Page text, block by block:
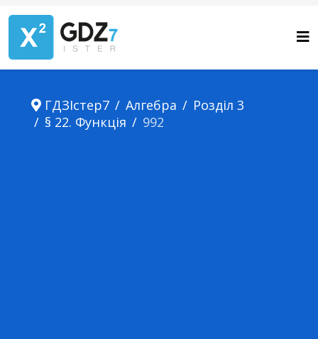
ГДЗІстер7 Алгебра
Розділ 3
§ 22. Функція
992